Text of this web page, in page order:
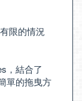
限的情況
，結合了
單的拖曳方